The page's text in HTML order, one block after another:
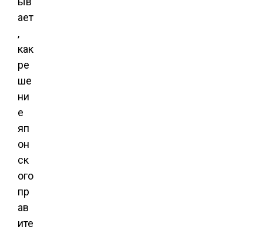
ает
,
как
ре
ше
ни
е
яп
он
ск
ого
пр
ав
ите